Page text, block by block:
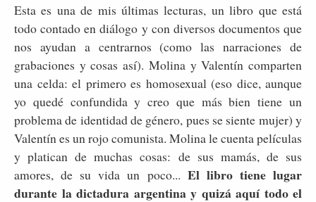
Esta es una de mis últimas lecturas, un libro que está
todo contado en diálogo y con diversos documentos que
nos ayudan a centrarnos (como las narraciones de
grabaciones y cosas así). Molina y Valentín comparten
una celda: el primero es homosexual (eso dice, aunque
yo quedé confundida y creo que más bien tiene un
problema de identidad de género, pues se siente mujer) y
Valentín es un rojo comunista. Molina le cuenta películas
y platican de muchas cosas: de sus mamás, de sus
amores, de su vida un poco... El libro tiene lugar
durante la dictadura argentina y quizá aquí todo el